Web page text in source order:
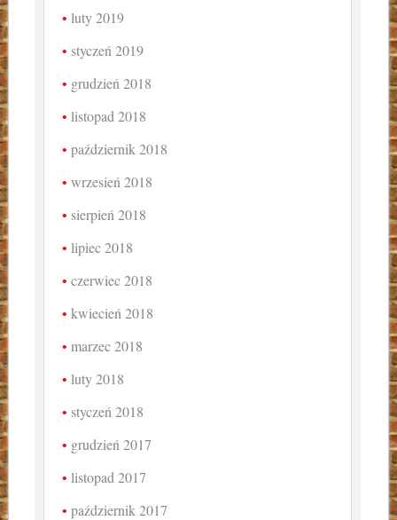
luty 2019
styczeń 2019
grudzień 2018
listopad 2018
październik 2018
wrzesień 2018
sierpień 2018
lipiec 2018
czerwiec 2018
kwiecień 2018
marzec 2018
luty 2018
styczeń 2018
grudzień 2017
listopad 2017
październik 2017